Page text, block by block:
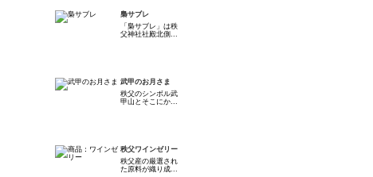
梟サブレ
「梟サブレ」は秩
父神社社殿北側...
武甲のお月さま
秩父のシンボル武
甲山とそこにか...
秩父ワインゼリー
秩父産の厳選され
た原料が織り成...